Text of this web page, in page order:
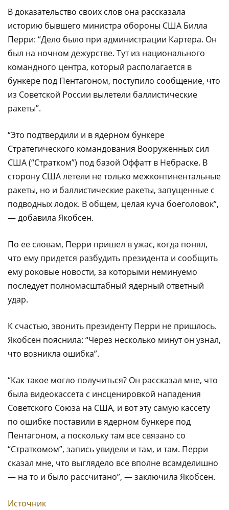
В доказательство своих слов она рассказала
историю бывшего министра обороны США Билла
Перри: “Дело было при администрации Картера. Он
был на ночном дежурстве. Тут из национального
командного центра, который располагается в
бункере под Пентагоном, поступило сообщение, что
из Советской России вылетели баллистические
ракеты”.
“Это подтвердили и в ядерном бункере
Стратегического командования Вооруженных сил
США (“Стратком”) под базой Оффатт в Небраске. В
сторону США летели не только межконтинентальные
ракеты, но и баллистические ракеты, запущенные с
подводных лодок. В общем, целая куча боеголовок”,
— добавила Якобсен.
По ее словам, Перри пришел в ужас, когда понял,
что ему придется разбудить президента и сообщить
ему роковые новости, за которыми неминуемо
последует полномасштабный ядерный ответный
удар.
К счастью, звонить президенту Перри не пришлось.
Якобсен пояснила: “Через несколько минут он узнал,
что возникла ошибка”.
“Как такое могло получиться? Он рассказал мне, что
была видеокассета с инсценировкой нападения
Советского Союза на США, и вот эту самую кассету
по ошибке поставили в ядерном бункере под
Пентагоном, а поскольку там все связано со
“Страткомом”, запись увидели и там, и там. Перри
сказал мне, что выглядело все вполне всамделишно
— на то и было рассчитано”, — заключила Якобсен.
Источник